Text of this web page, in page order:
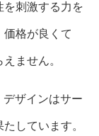
を刺激する力を
格が良くて
ません。
デザインはサー
しています。